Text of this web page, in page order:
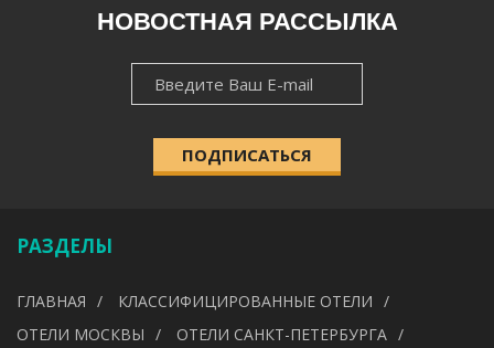
НАСЕЛЁННЫЙ ПУНКТ
НОВОСТНАЯ РАССЫЛКА
ПОДПИСАТЬСЯ
РАЗДЕЛЫ
ГЛАВНАЯ
КЛАССИФИЦИРОВАННЫЕ ОТЕЛИ
ОТЕЛИ МОСКВЫ
ОТЕЛИ САНКТ-ПЕТЕРБУРГА